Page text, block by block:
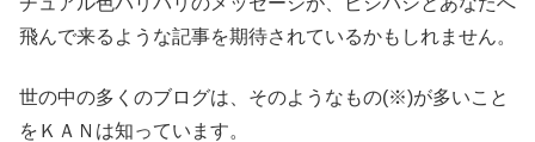
飛んで来るような記事を期待されているかもしれません。
世の中の多くのブログは、そのようなもの(※)が多いこと
をＫＡＮは知っています。